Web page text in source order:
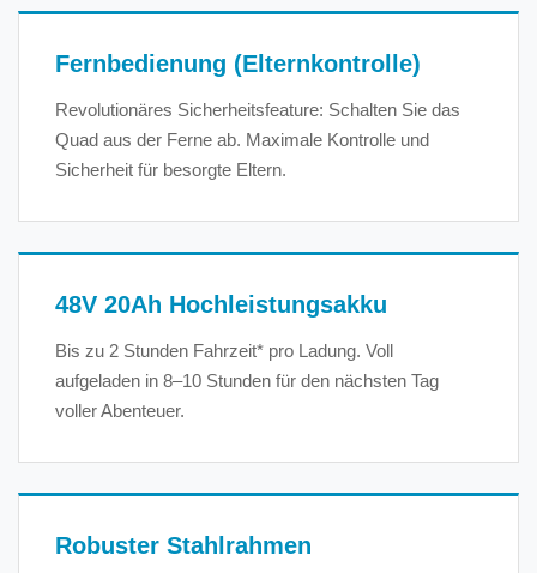
Fernbedienung (Elternkontrolle)
Revolutionäres Sicherheitsfeature: Schalten Sie das
Quad aus der Ferne ab. Maximale Kontrolle und
Sicherheit für besorgte Eltern.
48V 20Ah Hochleistungsakku
Bis zu 2 Stunden Fahrzeit* pro Ladung. Voll
aufgeladen in 8–10 Stunden für den nächsten Tag
voller Abenteuer.
Robuster Stahlrahmen